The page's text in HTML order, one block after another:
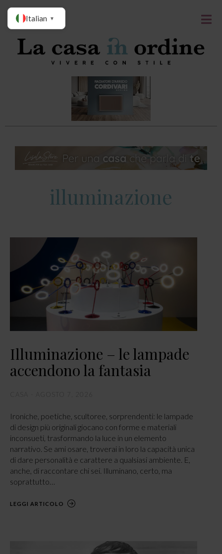
illuminazione
Illuminazione – le lampade
accendono la fantasia
Ironiche, poetiche, scultoree, sorprendenti: le lampade
di design più originali giocano con forme e materiali
inconsueti, trasformando la luce in un elemento
narrativo. Se ami osare, troverai in loro la capacità unica
di dare personalità e carattere a qualsiasi ambiente. E,
anche, di raccontare chi sei. Illuminano, certo, ma
soprattutto…
LEGGI ARTICOLO
Italian ▼